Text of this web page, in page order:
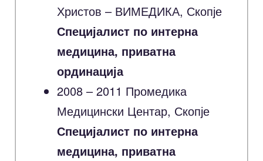
Христов – ВИМЕДИКА, Скопје
Специјалист по интерна
медицина, приватна
ординација
2008 – 2011 Промедика
Медицински Центар, Скопје
Специјалист по интерна
медицина, приватна